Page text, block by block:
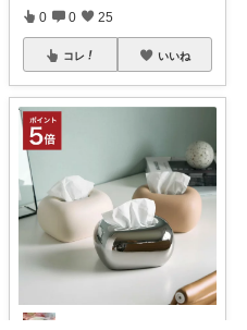
0 0 25
コレ いいね